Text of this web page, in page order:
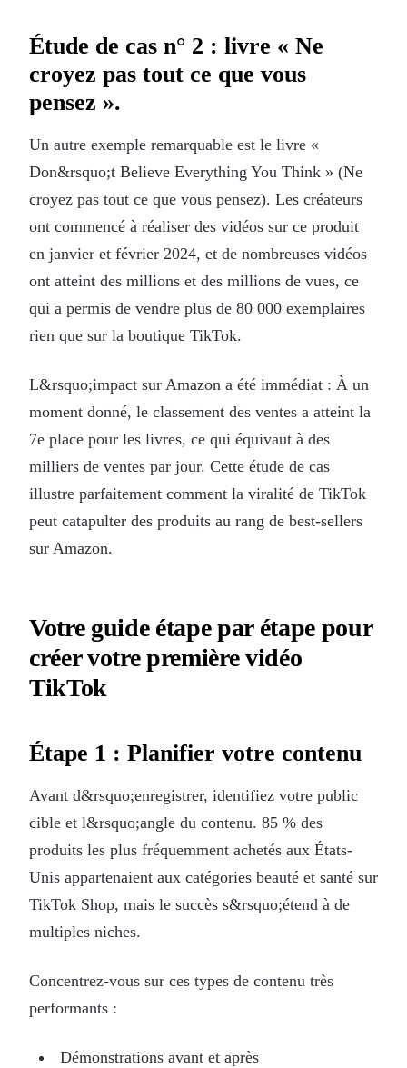
Étude de cas n° 2 : livre « Ne
croyez pas tout ce que vous
pensez ».
Un autre exemple remarquable est le livre «
Don&rsquo;t Believe Everything You Think » (Ne
croyez pas tout ce que vous pensez). Les créateurs
ont commencé à réaliser des vidéos sur ce produit
en janvier et février 2024, et de nombreuses vidéos
ont atteint des millions et des millions de vues, ce
qui a permis de vendre plus de 80 000 exemplaires
rien que sur la boutique TikTok.
L&rsquo;impact sur Amazon a été immédiat : À un
moment donné, le classement des ventes a atteint la
7e place pour les livres, ce qui équivaut à des
milliers de ventes par jour. Cette étude de cas
illustre parfaitement comment la viralité de TikTok
peut catapulter des produits au rang de best-sellers
sur Amazon.
Votre guide étape par étape pour
créer votre première vidéo
TikTok
Étape 1 : Planifier votre contenu
Avant d&rsquo;enregistrer, identifiez votre public
cible et l&rsquo;angle du contenu. 85 % des
produits les plus fréquemment achetés aux États-
Unis appartenaient aux catégories beauté et santé sur
TikTok Shop, mais le succès s&rsquo;étend à de
multiples niches.
Concentrez-vous sur ces types de contenu très
performants :
Démonstrations avant et après